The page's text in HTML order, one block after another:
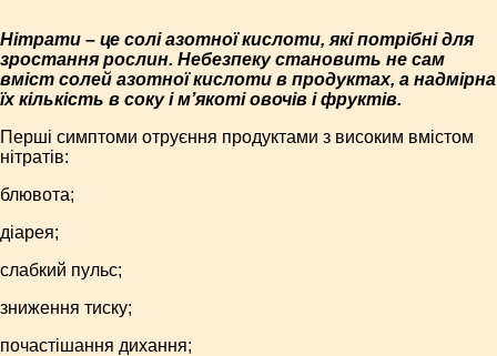
Нітрати – це солі азотної кислоти, які потрібні для
зростання рослин. Небезпеку становить не сам
вміст солей азотної кислоти в продуктах, а надмірна
їх кількість в соку і м’якоті овочів і фруктів.
Перші симптоми отруєння продуктами з високим вмістом
нітратів:
блювота;
діарея;
слабкий пульс;
зниження тиску;
почастішання дихання;